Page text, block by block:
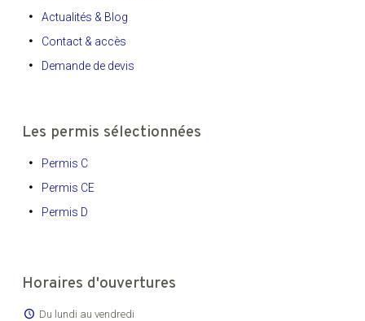
Actualités & Blog
Contact & accès
Demande de devis
Les permis sélectionnées
Permis C
Permis CE
Permis D
Horaires d'ouvertures
Du lundi au vendredi